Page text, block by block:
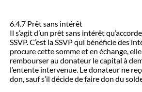
6.4.7 Prêt sans intérêt
Il s’agit d’un prêt sans intérêt
SSVP. C’est la SSVP qui bénéficie des
procure cette somme et en échange, elle
rembourser au donateur le capital à
l’entente intervenue. Le donateur ne
don, sauf s’il décide de faire don du